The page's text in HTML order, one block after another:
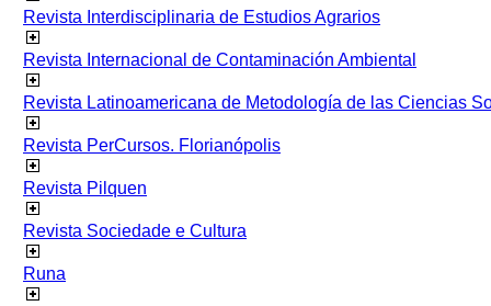
Revista Interdisciplinaria de Estudios Agrarios
Revista Internacional de Contaminación Ambiental
Revista Latinoamericana de Metodología de las Ciencias
Revista PerCursos. Florianópolis
Revista Pilquen
Revista Sociedade e Cultura
Runa